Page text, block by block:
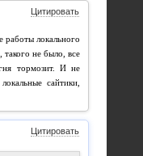
Цитировать
локального
не было, все
тормозит. И не
сайтики,
Цитировать